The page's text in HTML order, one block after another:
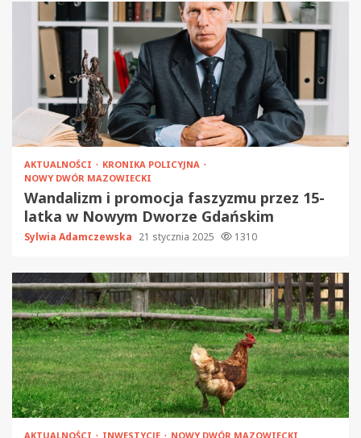
AKTUALNOŚCI
KRONIKA POLICYJNA
NOWY DWÓR MAZOWIECKI
Wandalizm i promocja faszyzmu przez 15-
latka w Nowym Dworze Gdańskim
Sylwia Adamczewska 21 stycznia 2025 1310
AKTUALNOŚCI INWESTYCJE NOWY DWÓR MAZOWIECKI